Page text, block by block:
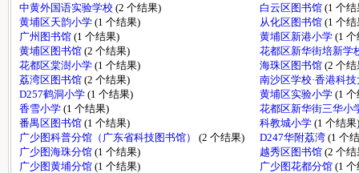
中黄外国语实验学校 (2 个结果) 白云区图书馆 (1 个结
黄埔区天韵小学 (1 个结果) 从化区图书馆 (1 个结
广州图书馆 (1 个结果) 黄埔区新港小学 (1
黄埔区图书馆 (2 个结果)
花都区新华街培新学
花都区棠澍小学 (1 个结果) 海珠区图书馆 (2 个结
荔湾区图书馆 (2 个结果)
南沙区学校·香港科
D257鹤洞小学 (1 个结果) 黄埔区实验小学 (1
香雪小学 (1 个结果)
花都区新华街三华小
番禺区图书馆 (1 个结果) 科教城小学 (1 个结果)
广少图科普分馆（广东省科技图书馆） (2 个结果) D247华附荔湾 (1 个
广少图海珠分馆 (1 个结果) 越秀区图书馆 (2 个结
广少图黄埔分馆 (1 个结果) 广少图花都分馆 (1